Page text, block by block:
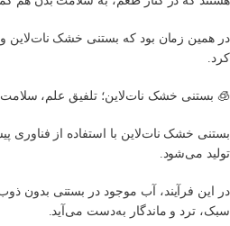
در همین زمان بود که بستنی خشک نات‌لاین
کرد.
🧊 بستنی خشک نات‌لاین؛ تلفیق علم،
تولید می‌شود.
در این فرآیند، آب موجود در بستنی بدون
سبک، ترد و ماندگار به‌دست می‌آید.